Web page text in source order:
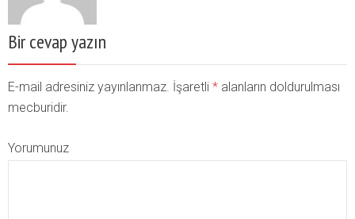
Bir cevap yazın
E-mail adresiniz yayınlanmaz. İşaretli * alanların doldurulması
mecburidir.
Yorumunuz